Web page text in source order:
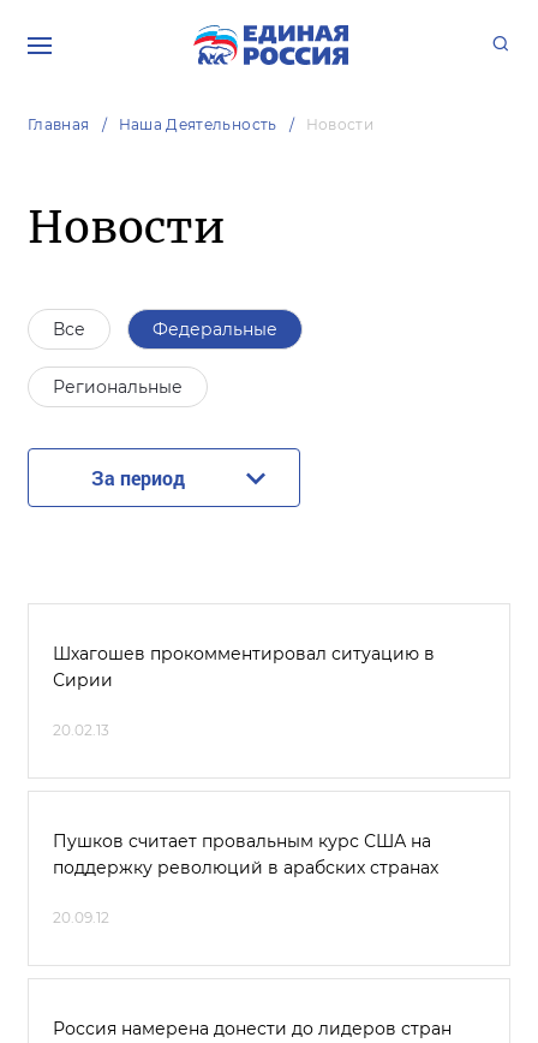
Главная Наша Деятельность Новости
Новости
Все Федеральные
Региональные
За период
Шхагошев прокомментировал ситуацию в
Сирии
20.02.13
Пушков считает провальным курс США на
поддержку революций в арабских странах
20.09.12
Россия намерена донести до лидеров стран